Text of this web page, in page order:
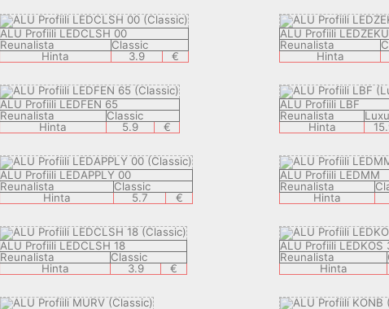
ALU Profiili LEDCLSH 00
Reunalista
Classic
Hinta
3.9 €
ALU Profiili LEDZEKU
Reunalista
Hinta
ALU Profiili LEDFEN 65
Reunalista
Classic
Hinta
5.9 €
ALU Profiili LBF
Reunalista
Hinta
ALU Profiili LEDAPPLY 00
Reunalista
Classic
Hinta
5.7 €
ALU Profiili LEDMM
Reunalista
Hinta
ALU Profiili LEDCLSH 18
Reunalista
Classic
Hinta
3.9 €
ALU Profiili LEDKOS
Reunalista
Hinta